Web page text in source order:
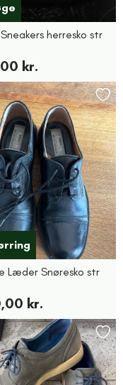
herresko str
kr.
Læder Snøresko str
kr.